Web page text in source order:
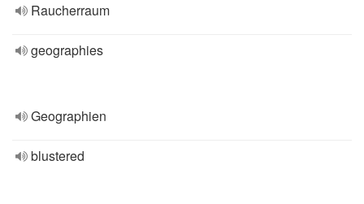
Raucherraum
geographies
Geographien
blustered